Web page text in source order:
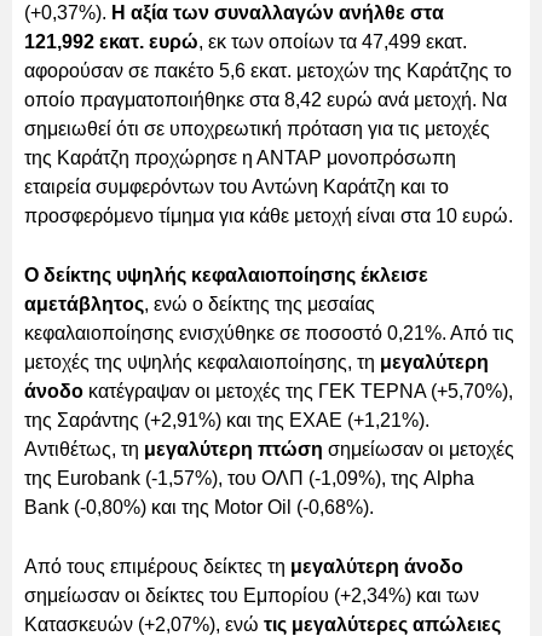
(+0,37%). Η αξία των συναλλαγών ανήλθε στα
121,992 εκατ. ευρώ, εκ των οποίων τα 47,499 εκατ.
αφορούσαν σε πακέτο 5,6 εκατ. μετοχών της Καράτζης το
οποίο πραγματοποιήθηκε στα 8,42 ευρώ ανά μετοχή. Να
σημειωθεί ότι σε υποχρεωτική πρόταση για τις μετοχές
της Καράτζη προχώρησε η ΑΝΤΑΡ μονοπρόσωπη
εταιρεία συμφερόντων του Αντώνη Καράτζη και το
προσφερόμενο τίμημα για κάθε μετοχή είναι στα 10 ευρώ.
Ο δείκτης υψηλής κεφαλαιοποίησης έκλεισε
αμετάβλητος, ενώ ο δείκτης της μεσαίας
κεφαλαιοποίησης ενισχύθηκε σε ποσοστό 0,21%. Από τις
μετοχές της υψηλής κεφαλαιοποίησης, τη μεγαλύτερη
άνοδο κατέγραψαν οι μετοχές της ΓΕΚ ΤΕΡΝΑ (+5,70%),
της Σαράντης (+2,91%) και της ΕΧΑΕ (+1,21%).
Αντιθέτως, τη μεγαλύτερη πτώση σημείωσαν οι μετοχές
της Eurobank (-1,57%), του ΟΛΠ (-1,09%), της Alpha
Bank (-0,80%) και της Motor Oil (-0,68%).
Από τους επιμέρους δείκτες τη μεγαλύτερη άνοδο
σημείωσαν οι δείκτες του Εμπορίου (+2,34%) και των
Κατασκευών (+2,07%), ενώ τις μεγαλύτερες απώλειες